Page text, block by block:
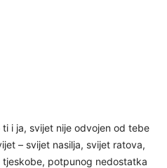
i ja, svijet nije odvojen od tebe
– svijet nasilja, svijet ratova,
potpunog nedostatka